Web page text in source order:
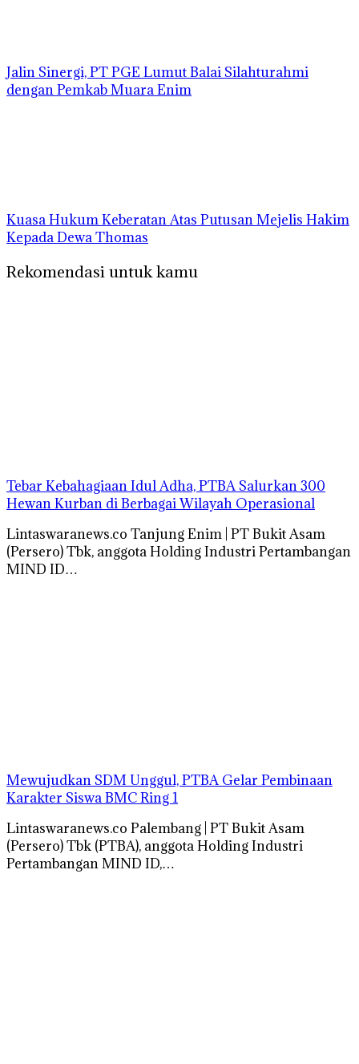
Jalin Sinergi, PT PGE Lumut Balai Silahturahmi
dengan Pemkab Muara Enim
Kuasa Hukum Keberatan Atas Putusan Mejelis Hakim
Kepada Dewa Thomas
Rekomendasi untuk kamu
Tebar Kebahagiaan Idul Adha, PTBA Salurkan 300
Hewan Kurban di Berbagai Wilayah Operasional
Lintaswaranews.co Tanjung Enim | PT Bukit Asam
(Persero) Tbk, anggota Holding Industri Pertambangan
MIND ID…
Mewujudkan SDM Unggul, PTBA Gelar Pembinaan
Karakter Siswa BMC Ring 1
Lintaswaranews.co Palembang | PT Bukit Asam
(Persero) Tbk (PTBA), anggota Holding Industri
Pertambangan MIND ID,…